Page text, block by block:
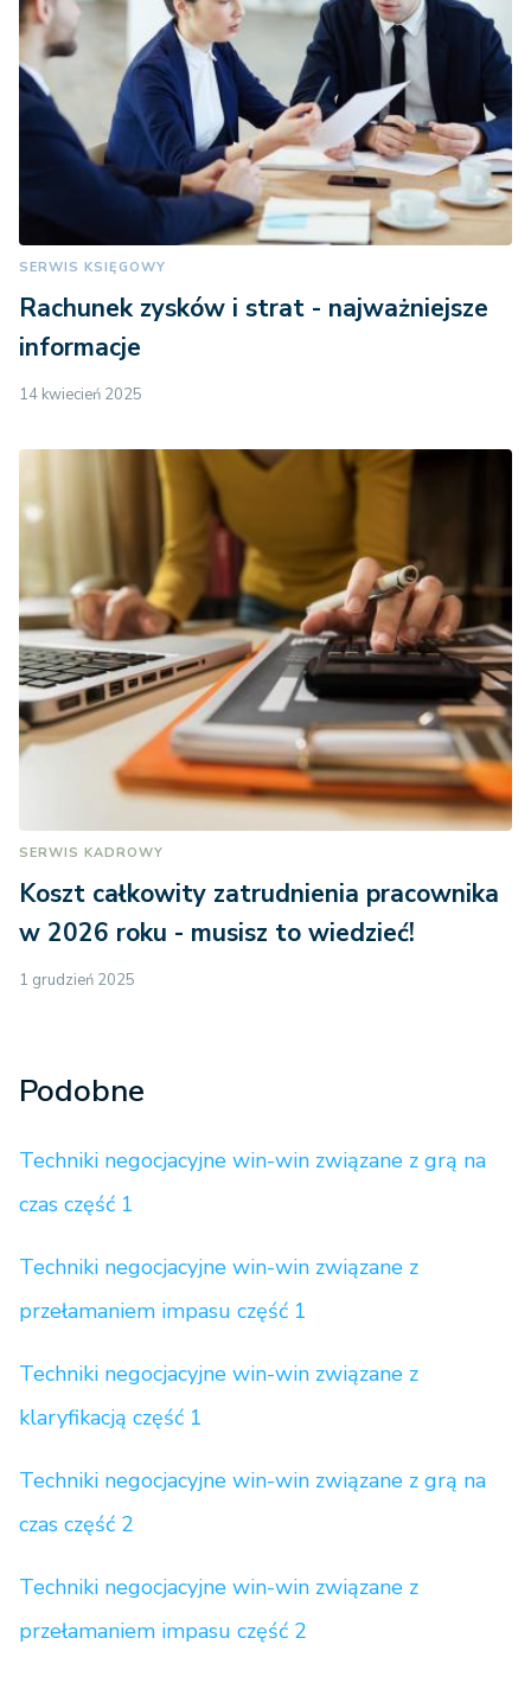
SERWIS KSIĘGOWY
Rachunek zysków i strat - najważniejsze
informacje
14 kwiecień 2025
SERWIS KADROWY
Koszt całkowity zatrudnienia pracownika
w 2026 roku - musisz to wiedzieć!
1 grudzień 2025
Podobne
Techniki negocjacyjne win-win związane z grą na
czas część 1
Techniki negocjacyjne win-win związane z
przełamaniem impasu część 1
Techniki negocjacyjne win-win związane z
klaryfikacją część 1
Techniki negocjacyjne win-win związane z grą na
czas część 2
Techniki negocjacyjne win-win związane z
przełamaniem impasu część 2